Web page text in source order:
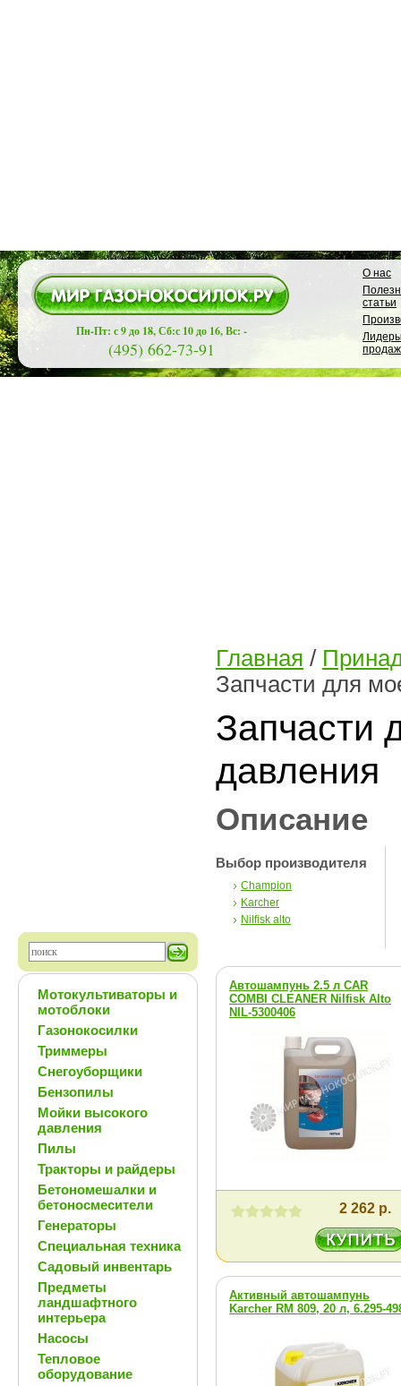
Пн-Пт: с 9 до 18, Сб:с 10 до 16, Вс: -
(495) 662-73-91
О нас
статьи
продаж
Мотокультиваторы и
мотоблоки
Газонокосилки
Триммеры
Снегоуборщики
Бензопилы
Мойки высокого
давления
Пилы
Тракторы и райдеры
Бетономешалки и
бетоносмесители
Генераторы
Специальная техника
Садовый инвентарь
Предметы
ландшафтного
интерьера
Насосы
Тепловое
оборудование
Главная /
Запчасти для
Запчасти
давления
Описание
Выбор производителя
Champion
Karcher
Nilfisk alto
Автошампунь 2.5 л CAR
COMBI CLEANER Nilfisk Alto
NIL-5300406
2 262 р.
Активный автошампунь
Karcher RM 809, 20 л, 6.295-